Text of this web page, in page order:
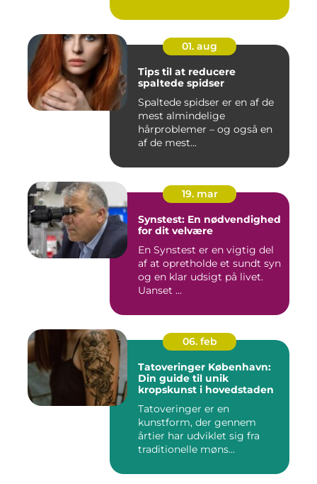
01. aug
Tips til at reducere
spaltede spidser
Spaltede spidser er en af de
mest almindelige
hårproblemer – og også en
af de mest...
19. mar
Synstest: En nødvendighed
for dit velvære
En Synstest er en vigtig del
af at opretholde et sundt syn
og en klar udsigt på livet.
Uanset ...
06. feb
Tatoveringer København:
Din guide til unik
kropskunst i hovedstaden
Tatoveringer er en
kunstform, der gennem
årtier har udviklet sig fra
traditionelle møns...